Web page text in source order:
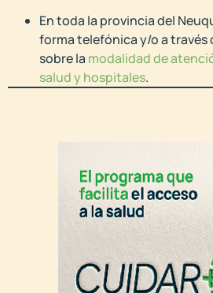
En toda la provincia del
forma telefónica y/o a través
sobre la modalidad de
salud y hospitales.